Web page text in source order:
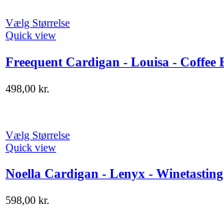
Vælg Størrelse
Quick view
Freequent Cardigan - Louisa - Coffee
498,00 kr.
Vælg Størrelse
Quick view
Noella Cardigan - Lenyx - Winetasting
598,00 kr.